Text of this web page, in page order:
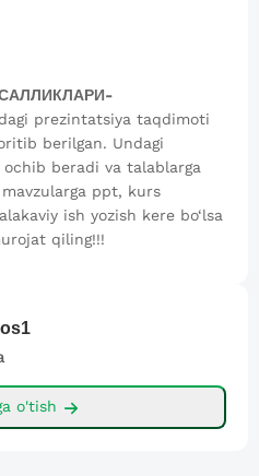
prezintatsiya taqdimoti
berilgan. Undagi
beradi va talablarga
ppt, kurs
ish yozish kere bo‘lsa
qiling!!!
o'tish